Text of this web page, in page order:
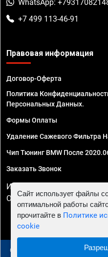
WhatsApp:
+7 499 113-46-91
Правовая информация
Договор-Оферта
Политика
Персональных Данных.
Формы Оплаты
Удаление Сажевого Фильтра
Чип Тюнинг BMW После
Заказать Звонок
ИП Смирнов Георгий
ОГРНИП 324470400032610
© 2010 - 2026 Чип тюнинг
Сайт использует файлы
оптимальной работы
прочитайте в Политике
cookie